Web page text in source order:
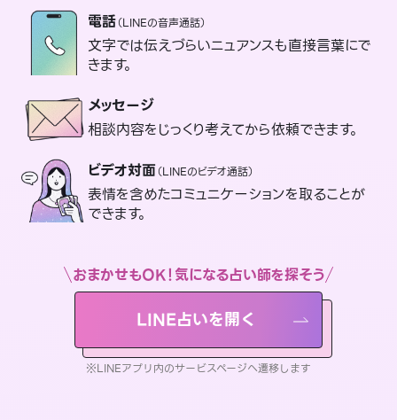
電話（LINEの音声通話）
文字では伝えづらいニュアンスも直接言葉にで
きます。
メッセージ
相談内容をじっくり考えてから依頼できます。
ビデオ対面（LINEのビデオ通話）
表情を含めたコミュニケーションを取ることが
できます。
おまかせもOK！気になる占い師を探そう
LINE占いを開く
※LINEアプリ内のサービスページへ遷移します